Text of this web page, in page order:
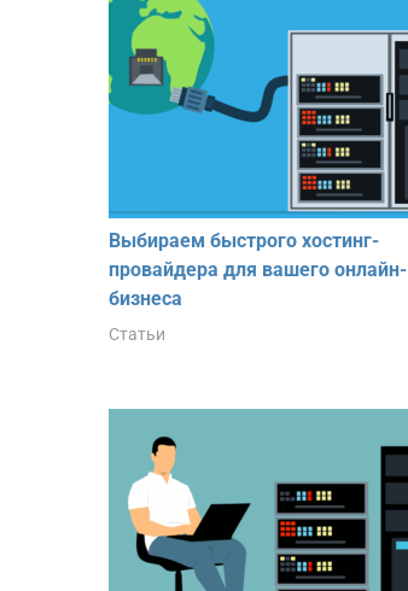
Выбираем быстрого хостинг-
провайдера для вашего онлайн-
бизнеса
Статьи